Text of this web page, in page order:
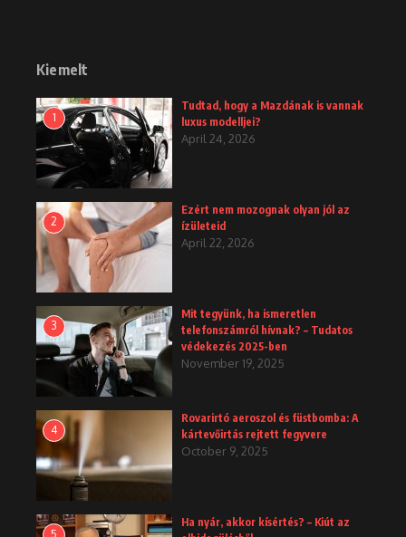
Kiemelt
1
Tudtad, hogy a Mazdának is vannak
luxus modelljei?
April 24, 2026
2
Ezért nem mozognak olyan jól az
ízületeid
April 22, 2026
3
Mit tegyünk, ha ismeretlen
telefonszámról hívnak? – Tudatos
védekezés 2025-ben
November 19, 2025
4
Rovarirtó aeroszol és füstbomba: A
kártevőirtás rejtett fegyvere
October 9, 2025
5
Ha nyár, akkor kísértés? – Kiút az